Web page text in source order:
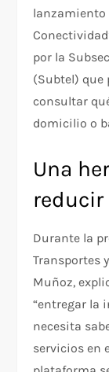
lanzamiento
por la
(Subtel) que
consultar
domicilio o
Una
Durante la
Transportes
Muñoz,
“entregar la
necesita
servicios en